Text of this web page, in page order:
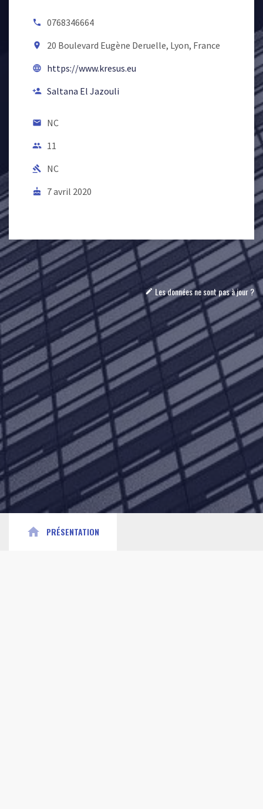
local_phone 0768346664
room 20 Boulevard Eugène Deruelle, Lyon, France
language https://www.kresus.eu
person_add Saltana El Jazouli
email NC
people 11
gavel NC
cake 7 avril 2020
mode_edit Les données ne sont pas à jour ?
home PRÉSENTATION